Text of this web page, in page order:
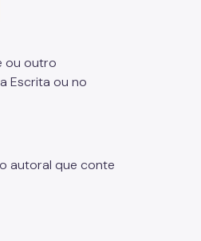
ou outro
Escrita ou no
autoral que conte